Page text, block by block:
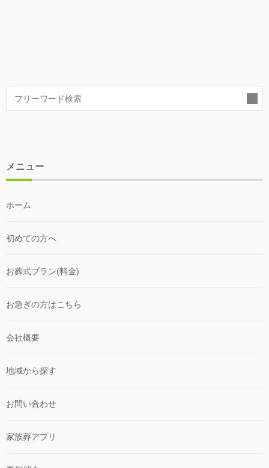
メニュー
ホーム
初めての方へ
お葬式プラン(料金)
お急ぎの方はこちら
会社概要
地域から探す
お問い合わせ
家族葬アプリ